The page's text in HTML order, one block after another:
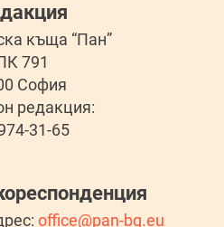
къща “Пан”
791
София
редакция:
31-65
office@pan-bg.eu